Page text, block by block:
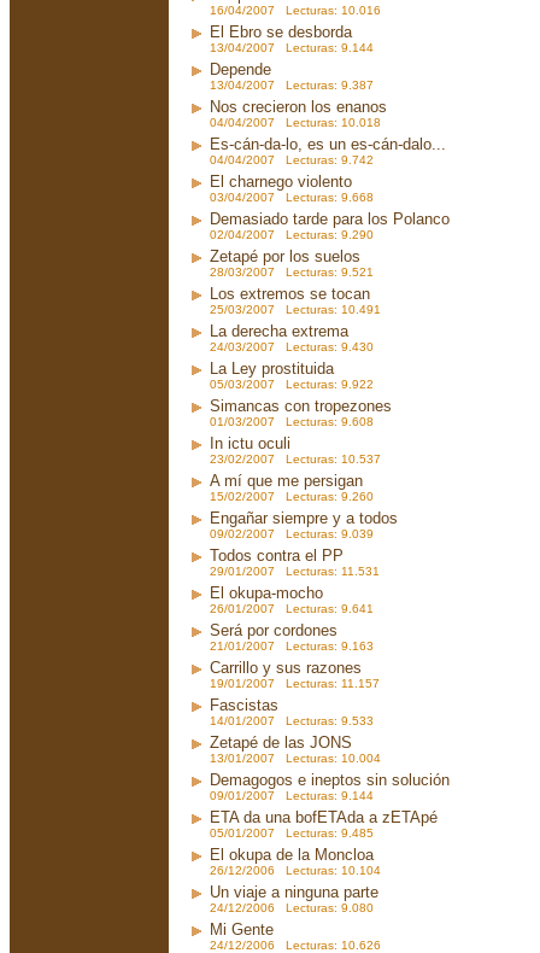
16/04/2007 Lecturas: 10.016
El Ebro se desborda
13/04/2007 Lecturas: 9.144
Depende
13/04/2007 Lecturas: 9.387
Nos crecieron los enanos
04/04/2007 Lecturas: 10.018
Es-cán-da-lo, es un es-cán-dalo...
04/04/2007 Lecturas: 9.742
El charnego violento
03/04/2007 Lecturas: 9.668
Demasiado tarde para los Polanco
02/04/2007 Lecturas: 9.290
Zetapé por los suelos
28/03/2007 Lecturas: 9.521
Los extremos se tocan
25/03/2007 Lecturas: 10.491
La derecha extrema
24/03/2007 Lecturas: 9.430
La Ley prostituida
05/03/2007 Lecturas: 9.922
Simancas con tropezones
01/03/2007 Lecturas: 9.608
In ictu oculi
23/02/2007 Lecturas: 10.537
A mí que me persigan
15/02/2007 Lecturas: 9.260
Engañar siempre y a todos
09/02/2007 Lecturas: 9.039
Todos contra el PP
29/01/2007 Lecturas: 11.531
El okupa-mocho
26/01/2007 Lecturas: 9.641
Será por cordones
21/01/2007 Lecturas: 9.163
Carrillo y sus razones
19/01/2007 Lecturas: 11.157
Fascistas
14/01/2007 Lecturas: 9.533
Zetapé de las JONS
13/01/2007 Lecturas: 10.004
Demagogos e ineptos sin solución
09/01/2007 Lecturas: 9.144
ETA da una bofETAda a zETApé
05/01/2007 Lecturas: 9.485
El okupa de la Moncloa
26/12/2006 Lecturas: 10.104
Un viaje a ninguna parte
24/12/2006 Lecturas: 9.080
Mi Gente
24/12/2006 Lecturas: 10.626